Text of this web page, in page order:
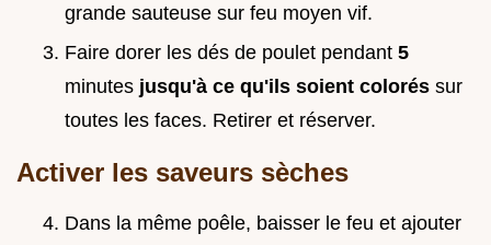
grande sauteuse sur feu moyen vif.
Faire dorer les dés de poulet pendant 5
minutes jusqu'à ce qu'ils soient colorés sur
toutes les faces. Retirer et réserver.
Activer les saveurs sèches
Dans la même poêle, baisser le feu et ajouter